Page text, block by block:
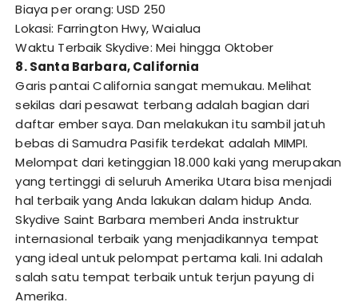
Biaya per orang: USD 250
Lokasi: Farrington Hwy, Waialua
Waktu Terbaik Skydive: Mei hingga Oktober
8. Santa Barbara, California
Garis pantai California sangat memukau. Melihat
sekilas dari pesawat terbang adalah bagian dari
daftar ember saya. Dan melakukan itu sambil jatuh
bebas di Samudra Pasifik terdekat adalah MIMPI.
Melompat dari ketinggian 18.000 kaki yang merupakan
yang tertinggi di seluruh Amerika Utara bisa menjadi
hal terbaik yang Anda lakukan dalam hidup Anda.
Skydive Saint Barbara memberi Anda instruktur
internasional terbaik yang menjadikannya tempat
yang ideal untuk pelompat pertama kali. Ini adalah
salah satu tempat terbaik untuk terjun payung di
Amerika.